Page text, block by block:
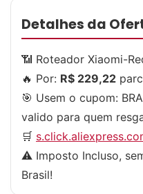
Detalhes da
📶 Roteador Xiaomi-
🔥 Por: R$ 229,22
🎯 Usem o cupom:
valido para quem
🛒
⚠️ Imposto Incluso,
Brasil!